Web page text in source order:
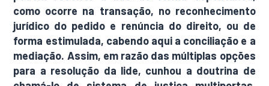
como ocorre na transação, no reconhecimento
jurídico do pedido e renúncia do direito, ou de
forma estimulada, cabendo aqui a conciliação e a
mediação. Assim, em razão das múltiplas opções
para a resolução da lide, cunhou a doutrina de